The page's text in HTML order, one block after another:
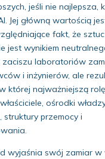
jeśli nie najlepsza,
Jej główną wartością
fakt, że
jest wynikiem
laboratoriów
i inżynierów, ale
której najważniejszą
ośrodki
struktury przemocy i
wyjaśnia swój zamiar w